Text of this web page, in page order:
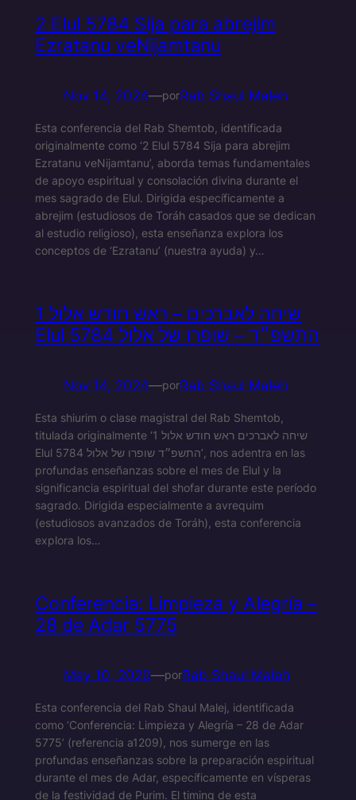
2 Elul 5784 Sija para abrejim
Ezratanu veNijamtanu
Nov 14, 2024—porRab Shaul Maleh
Esta conferencia del Rab Shemtob, identificada
originalmente como ‘2 Elul 5784 Sija para abrejim
Ezratanu veNijamtanu’, aborda temas fundamentales
de apoyo espiritual y consolación divina durante el
mes sagrado de Elul. Dirigida específicamente a
abrejim (estudiosos de Toráh casados que se dedican
al estudio religioso), esta enseñanza explora los
conceptos de ‘Ezratanu’ (nuestra ayuda) y…
שיחה לאברכים – ראש חודש אלול 1
Elul 5784 התשפ״ד – שופרו של אלול
Nov 14, 2024—porRab Shaul Maleh
Esta shiurim o clase magistral del Rab Shemtob,
titulada originalmente ‘שיחה לאברכים ראש חודש אלול 1
Elul 5784 התשפ״ד שופרו של אלול’, nos adentra en las
profundas enseñanzas sobre el mes de Elul y la
significancia espiritual del shofar durante este período
sagrado. Dirigida especialmente a avrequim
(estudiosos avanzados de Toráh), esta conferencia
explora los…
Conferencia: Limpieza y Alegría –
28 de Adar 5775
May 10, 2020—porRab Shaul Maleh
Esta conferencia del Rab Shaul Malej, identificada
como ‘Conferencia: Limpieza y Alegría – 28 de Adar
5775’ (referencia a1209), nos sumerge en las
profundas enseñanzas sobre la preparación espiritual
durante el mes de Adar, específicamente en vísperas
de la festividad de Purim. El timing de esta